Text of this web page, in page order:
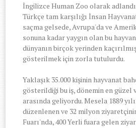
İngilizce Human Zoo olarak
Türkçe tam karşılığı İnsan
saçma gelsede, Avrupa'da ve
sonuna kadar yaygın olan bu
dünyanın birçok yerinden
gösterilmek için zorla tutulurdu.
Yaklaşık 35.000 kişinin hayvanat
gösterildiği bu iş, dönemin en güzel
arasında geliyordu. Mesela 1889
düzenlenen ve 32 milyon
Fuarı'nda, 400 Yerli fuara gelen